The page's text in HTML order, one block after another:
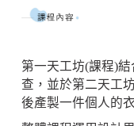
第一天工坊(課程)
查，並於第二天工
後產製一件個人的